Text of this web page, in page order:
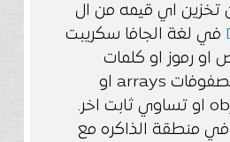
تخزين اي قيمه من ال
في لغة الجافا سكريبت
رموز او كلمات
محجوزه او مصفوفات arrays او
منطقة الذاكره مع